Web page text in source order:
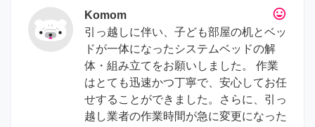
tag_faces
Komom
引っ越しに伴い、子ども部屋の机とベッ
ドが一体になったシステムベッドの解
体・組み立てをお願いしました。 作業
はとても迅速かつ丁寧で、安心してお任
せすることができました。さらに、引っ
越し業者の作業時間が急に変更になった